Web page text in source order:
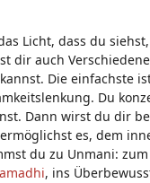
Licht, dass du
dir auch
Die einfachste
Du
Dann wirst du dir
es, dem
du zu Unmani:
, ins